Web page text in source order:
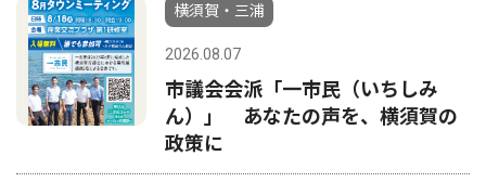
横須賀・三浦
2026.08.07
市議会会派「一市民（いちしみ
ん）」 あなたの声を、横須賀の
政策に